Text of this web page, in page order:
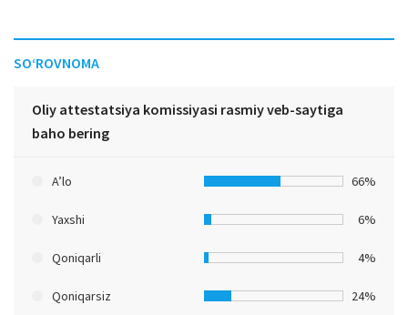
SO‘ROVNOMA
Oliy attestatsiya komissiyasi rasmiy veb-saytiga
baho bering
A’lo 66%
Yaxshi 6%
Qoniqarli 4%
Qoniqarsiz 24%